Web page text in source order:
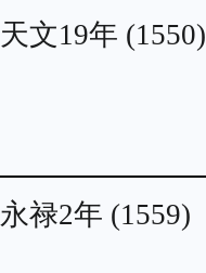
天文19年 (1550)
永禄2年 (1559)